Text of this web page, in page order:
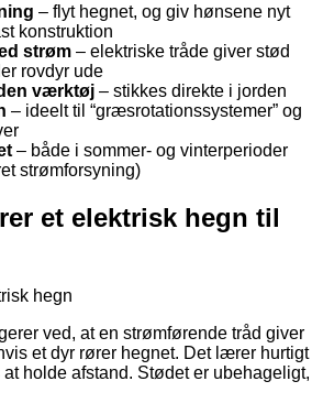
– flyt hegnet, og giv hønsene nyt
konstruktion
strøm – elektriske tråde giver stød
rovdyr ude
værktøj – stikkes direkte i jorden
– ideelt til “græsrotationssystemer” og
– både i sommer- og vinterperioder
strømforsyning)
et elektrisk hegn til
ved, at en strømførende tråd giver
et dyr rører hegnet. Det lærer hurtigt
holde afstand. Stødet er ubehageligt,